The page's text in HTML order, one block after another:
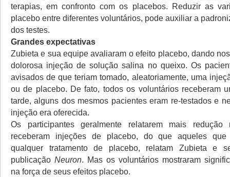
terapias, em confronto com os placebos. Reduzir as
placebo entre diferentes voluntários, pode auxiliar a
dos testes.
Grandes expectativas
Zubieta e sua equipe avaliaram o efeito placebo, dando
dolorosa injeção de solução salina no queixo. Os
avisados de que teriam tomado, aleatoriamente, uma
ou de placebo. De fato, todos os voluntários receberam
tarde, alguns dos mesmos pacientes eram re-testados e
injeção era oferecida.
Os participantes geralmente relatarem mais
receberam injeções de placebo, do que aqueles que
qualquer tratamento de placebo, relatam Zubieta e
publicação Neuron. Mas os voluntários mostraram
na força de seus efeitos placebo.